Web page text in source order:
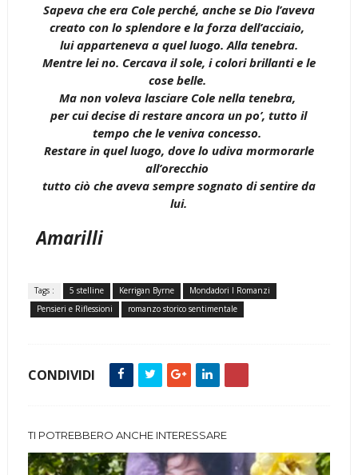
Sapeva che era Cole perché, anche se Dio l’aveva
creato con lo splendore e la forza dell’acciaio,
lui apparteneva a quel luogo. Alla tenebra.
Mentre lei no. Cercava il sole, i colori brillanti e le
cose belle.
Ma non voleva lasciare Cole nella tenebra,
per cui decise di restare ancora un po’, tutto il
tempo che le veniva concesso.
Restare in quel luogo, dove lo udiva mormorarle
all’orecchio
tutto ciò che aveva sempre sognato di sentire da
lui.
Amarilli
Tags : 5 stelline Kerrigan Byrne
Mondadori I Romanzi
Pensieri e Riflessioni
romanzo storico sentimentale
CONDIVIDI
TI POTREBBERO ANCHE INTERESSARE